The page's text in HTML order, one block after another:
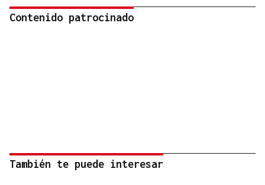
Contenido patrocinado
También te puede interesar